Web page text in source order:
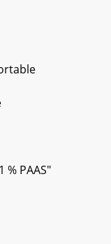
% PAAS"